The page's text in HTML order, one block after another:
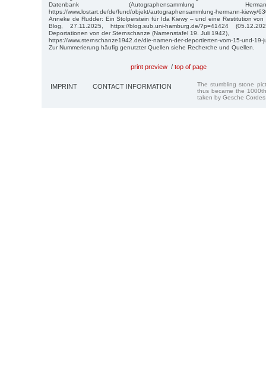
Datenbank (Autographensammlung
https://www.lostart.de/de/fund/objekt/autographensammlung-hermann-
Anneke de Rudder: Ein Stolperstein für Ida Kiewy – und eine Restitution
Blog, 27.11.2025, https://blog.sub.uni-hamburg.de/?p=41424
Deportationen von der Sternschanze (Namenstafel 19. Juli 1942),
https://www.sternschanze1942.de/die-namen-der-deportierten-vom-15-und-19-
Zur Nummerierung häufig genutzter Quellen siehe Recherche und Quellen.
print preview / top of page
IMPRINT CONTACT INFORMATION
The stumbling stone
thus became the
taken by Gesche